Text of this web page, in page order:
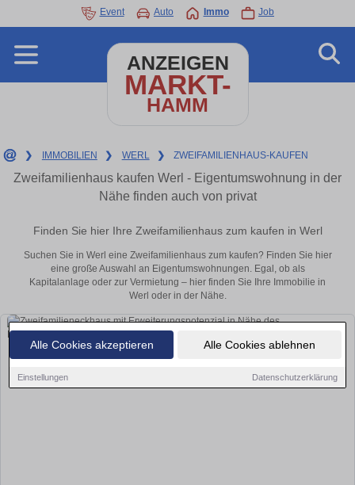
Alle Cookies akzeptieren Alle Cookies ablehnen
Einstellungen Datenschutzerklärung
Event Auto Immo Job
ANZEIGEN
MARKT-
HAMM
❯ IMMOBILIEN ❯ WERL ❯ ZWEIFAMILIENHAUS-KAUFEN
Zweifamilienhaus kaufen Werl - Eigentumswohnung in der
Nähe finden auch von privat
Finden Sie hier Ihre Zweifamilienhaus zum kaufen in Werl
Suchen Sie in Werl eine Zweifamilienhaus zum kaufen? Finden Sie hier
eine große Auswahl an Eigentumswohnungen. Egal, ob als
Kapitalanlage oder zur Vermietung – hier finden Sie Ihre Immobilie in
Werl oder in der Nähe.